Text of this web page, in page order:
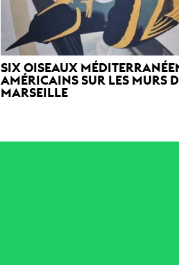
SIX OISEAUX
AMÉRICAINS SUR LES MURS
MARSEILLE